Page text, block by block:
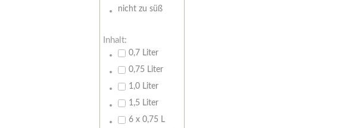
nicht zu süß
Inhalt:
0,7 Liter
0,75 Liter
1,0 Liter
1,5 Liter
6 x 0,75 L